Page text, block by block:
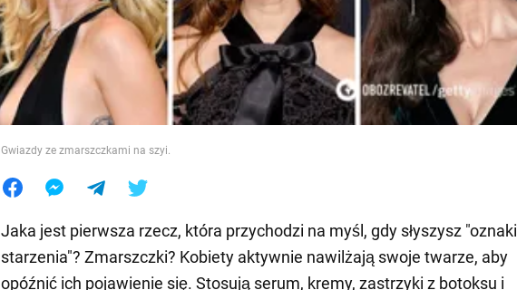
Jedzenie
Gwiazdy ze zmarszczkami na szyi.
Jaka jest pierwsza rzecz, która przychodzi na myśl, gdy słyszysz "oznaki
starzenia"? Zmarszczki? Kobiety aktywnie nawilżają swoje twarze, aby
opóźnić ich pojawienie się. Stosują serum, kremy, zastrzyki z botoksu i